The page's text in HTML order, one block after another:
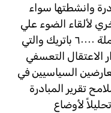
وانشطتها سواء
لألقاء الضوء علي
قضايا حقوق الأنسان في مصر كحملة ٦٠٠٠٠ باتريك والتي
الاعتقال التعسفي
السياسيين في
تقرير المبادرة
لأوضاع